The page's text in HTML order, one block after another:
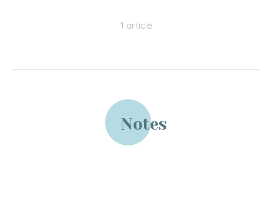
1 article
Notes